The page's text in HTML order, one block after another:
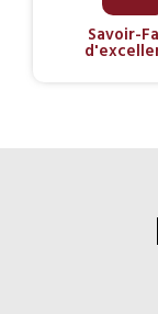
Savoir-